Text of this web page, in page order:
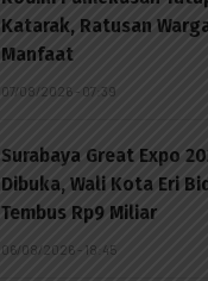
Katarak, Ratusan
Manfaat
07/08/2026 - 07:39
Surabaya Great Expo
Dibuka, Wali Kota Eri
Tembus Rp9 Miliar
06/08/2026 - 18:45